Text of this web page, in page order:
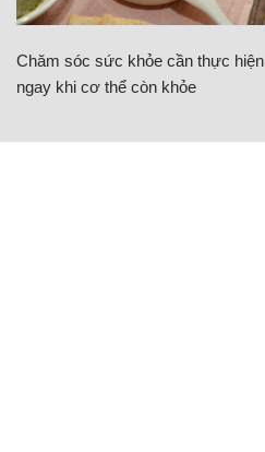
Chăm sóc sức khỏe cần thực hiện
ngay khi cơ thể còn khỏe